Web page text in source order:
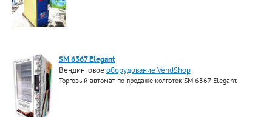
SM 6367 Elegant
Вендинговое оборудование VendShop
Торговый автомат по продаже колготок SM 6367 Elegant